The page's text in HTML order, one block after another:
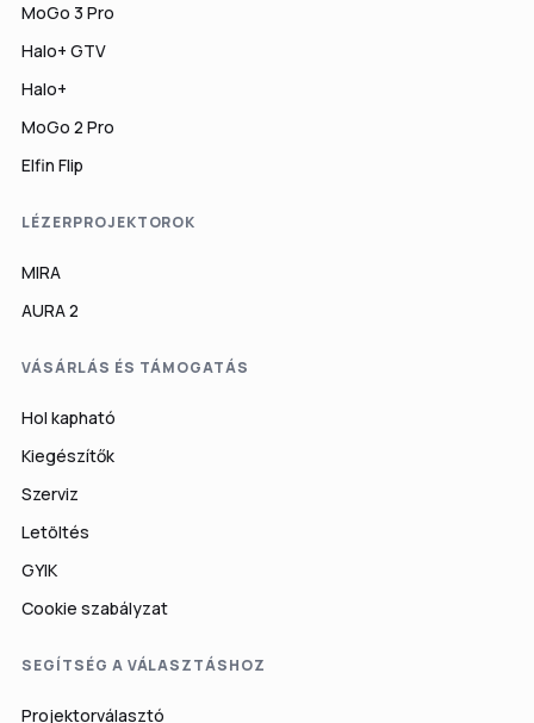
MoGo 3 Pro
Halo+ GTV
Halo+
MoGo 2 Pro
Elfin Flip
LÉZERPROJEKTOROK
MIRA
AURA 2
VÁSÁRLÁS ÉS TÁMOGATÁS
Hol kapható
Kiegészítők
Szerviz
Letöltés
GYIK
Cookie szabályzat
SEGÍTSÉG A VÁLASZTÁSHOZ
Projektorválasztó